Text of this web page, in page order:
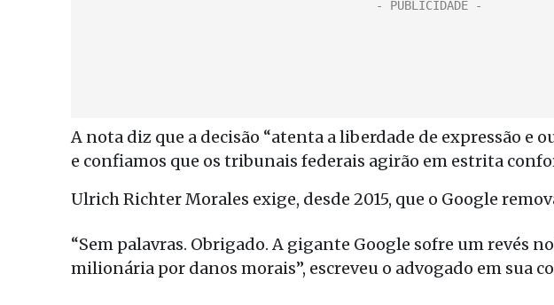
A nota diz que a decisão “atenta a liberdade de expressão
e confiamos que os tribunais federais agirão em estrita
Ulrich Richter Morales exige, desde 2015, que o Google
“Sem palavras. Obrigado. A gigante Google sofre um revés
milionária por danos morais”, escreveu o advogado em sua